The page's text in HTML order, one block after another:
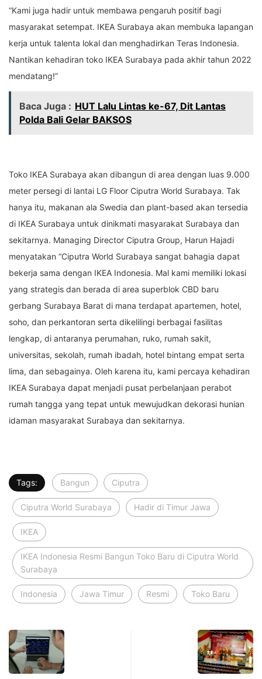
“Kami juga hadir untuk membawa pengaruh positif bagi
masyarakat setempat. IKEA Surabaya akan membuka lapangan
kerja untuk talenta lokal dan menghadirkan Teras Indonesia.
Nantikan kehadiran toko IKEA Surabaya pada akhir tahun 2022
mendatang!”
Baca Juga : HUT Lalu Lintas ke-67, Dit Lantas
Polda Bali Gelar BAKSOS
Toko IKEA Surabaya akan dibangun di area dengan luas 9.000
meter persegi di lantai LG Floor Ciputra World Surabaya. Tak
hanya itu, makanan ala Swedia dan plant-based akan tersedia
di IKEA Surabaya untuk dinikmati masyarakat Surabaya dan
sekitarnya. Managing Director Ciputra Group, Harun Hajadi
menyatakan “Ciputra World Surabaya sangat bahagia dapat
bekerja sama dengan IKEA Indonesia. Mal kami memiliki lokasi
yang strategis dan berada di area superblok CBD baru
gerbang Surabaya Barat di mana terdapat apartemen, hotel,
soho, dan perkantoran serta dikelilingi berbagai fasilitas
lengkap, di antaranya perumahan, ruko, rumah sakit,
universitas, sekolah, rumah ibadah, hotel bintang empat serta
lima, dan sebagainya. Oleh karena itu, kami percaya kehadiran
IKEA Surabaya dapat menjadi pusat perbelanjaan perabot
rumah tangga yang tepat untuk mewujudkan dekorasi hunian
idaman masyarakat Surabaya dan sekitarnya.
Tags: Bangun Ciputra
Ciputra World Surabaya Hadir di Timur Jawa
IKEA
IKEA Indonesia Resmi Bangun Toko Baru di Ciputra World
Surabaya
Indonesia Jawa Timur Resmi Toko Baru